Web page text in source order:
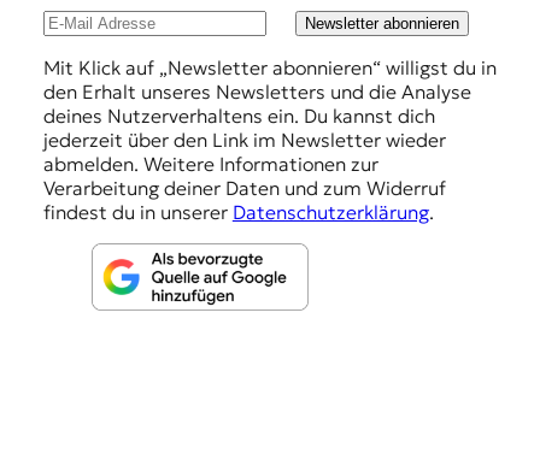
Newsletter abonnieren
Mit Klick auf „Newsletter abonnieren“ willigst du in
den Erhalt unseres Newsletters und die Analyse
deines Nutzerverhaltens ein. Du kannst dich
jederzeit über den Link im Newsletter wieder
abmelden. Weitere Informationen zur
Verarbeitung deiner Daten und zum Widerruf
findest du in unserer Datenschutzerklärung.